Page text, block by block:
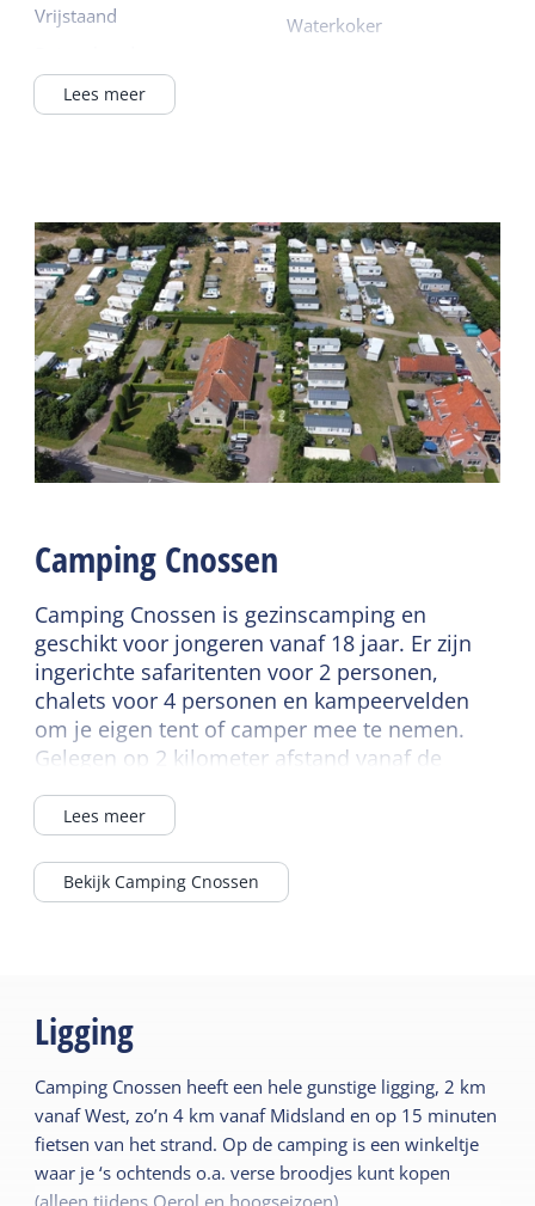
Vrijstaand
In / bij bos
Huisdiervrij
Slaapkamer begane
grond
Centrale verwarming
Rookvrij
Dekbedden
Sanitair
Douche
Verwarmd sanitair
camping
Waterkoker
Gedeelde faciliteiten
Parkeerterrein
Fietsverhuur
Restaurant
Speelveld
Wasfaciliteiten
Lees meer
Camping Cnossen
Camping Cnossen is gezinscamping en
geschikt voor jongeren vanaf 18 jaar. Er zijn
ingerichte safaritenten voor 2 personen,
chalets voor 4 personen en kampeervelden
om je eigen tent of camper mee te nemen.
Gelegen op 2 kilometer afstand vanaf de
camping. De camping grenst aan het bos.
Lees meer
Bekijk Camping Cnossen
Ligging
Camping Cnossen heeft een hele gunstige ligging, 2 km
vanaf West, zo’n 4 km vanaf Midsland en op 15 minuten
fietsen van het strand. Op de camping is een winkeltje
waar je ‘s ochtends o.a. verse broodjes kunt kopen